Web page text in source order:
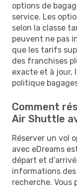
options de
service. Les
selon la classe
peuvent ne pas
que les tarifs
des franchises
exacte et à jour,
politique
Comment
Air Shuttle
​​Réserver un vol
avec eDreams
départ et
informations
recherche. Vous